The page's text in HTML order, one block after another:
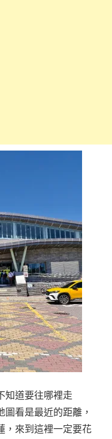
知道要往哪裡走
看是最近的距離，
，來到這裡一定要花